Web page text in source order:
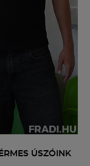
ÚSZÓINK